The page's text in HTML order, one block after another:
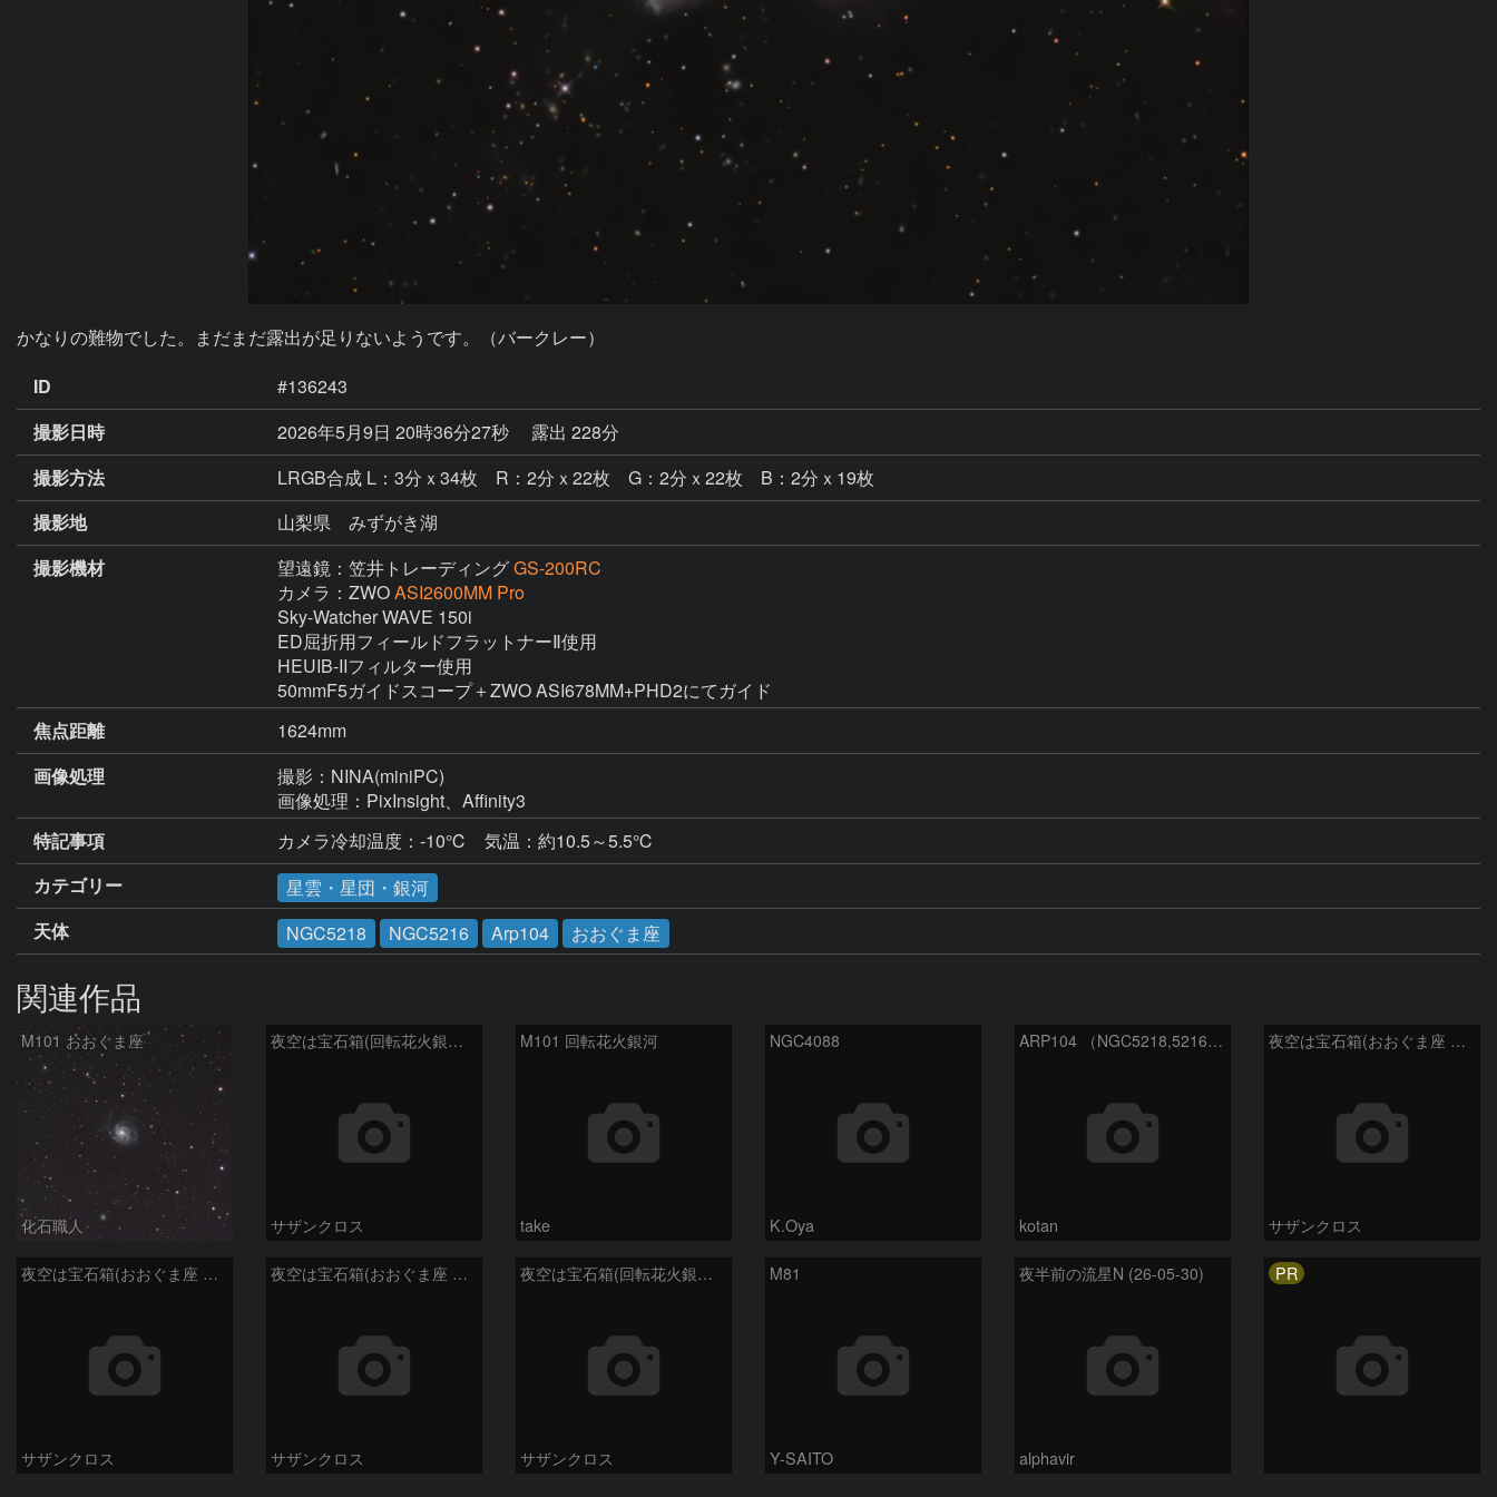
かなりの難物でした。まだまだ露出が足りないようです。（バークレー）
ID
#136243
撮影日時
2026年5月9日 20時36分27秒
露出 228分
撮影方法
LRGB合成 L：3分ｘ34枚 R：2分ｘ22枚 G：2分ｘ22枚 B：2分ｘ19枚
撮影地
山梨県 みずがき湖
撮影機材
望遠鏡：笠井トレーディングGS-200RC
カメラ：ZWOASI2600MM Pro
Sky-Watcher WAVE 150i
ED屈折用フィールドフラットナーⅡ使用
HEUIB-IIフィルター使用
50mmF5ガイドスコープ＋ZWO ASI678MM+PHD2にてガイド
焦点距離
1624mm
画像処理
撮影：NINA(miniPC)
画像処理：PixInsight、Affinity3
特記事項
カメラ冷却温度：-10℃　気温：約10.5～5.5℃
カテゴリー
星雲・星団・銀河
天体
NGC5218 NGC5216 Arp104 おおぐま座
関連作品
M101 おおぐま座
化石職人
夜空は宝石箱(回転花火銀河 M101) Seestar50
サザンクロス
M101 回転花火銀河
take
NGC4088
K.Oya
ARP104 （NGC5218,5216 おおぐま座）
kotan
夜空は宝石箱(おおぐま座 NGC3198) Seestar50
サザンクロス
夜空は宝石箱(おおぐま座 M109) Seestar50
サザンクロス
夜空は宝石箱(おおぐま座 M108) Seestar50
サザンクロス
夜空は宝石箱(回転花火銀河 M101) Seestar50
サザンクロス
M81
Y-SAITO
夜半前の流星N (26-05-30)
alphavir
PR